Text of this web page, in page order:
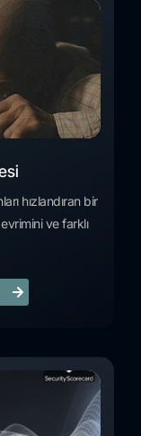
hızlandıran bir
ve farklı